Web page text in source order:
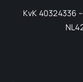
KvK 40324336